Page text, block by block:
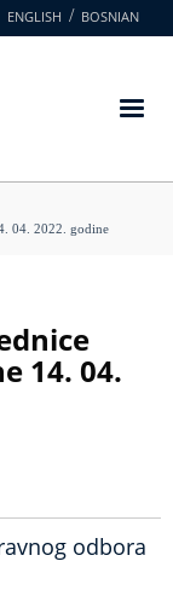
ENGLISH BOSNIAN
04. 2022. godine
14. 04.
odbora